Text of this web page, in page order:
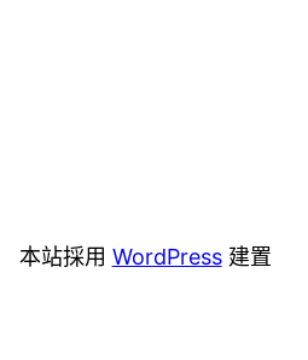
本站採用 WordPress建置